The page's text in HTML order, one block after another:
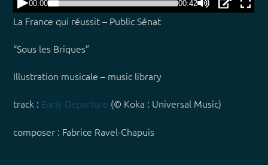
La France qui réussit – Public Sénat
“Sous les Briques”
Illustration musicale – music library
track : Early Departure (© Koka : Universal Music)
composer : Fabrice Ravel-Chapuis